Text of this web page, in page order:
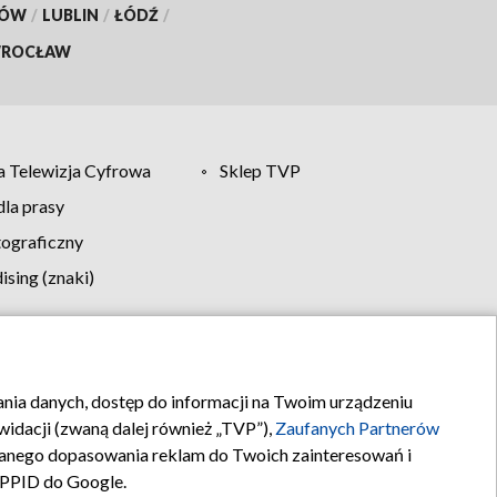
/ LUBLIN / ŁÓDŹ /
Telewizja Cyfrowa
Sklep TVP
prasy
(znaki)
Kontakt
danych, dostęp do informacji na Twoim urządzeniu
(zwaną dalej również „TVP”), Zaufanych Partnerów
dopasowania reklam do Twoich zainteresowań i
do Google.